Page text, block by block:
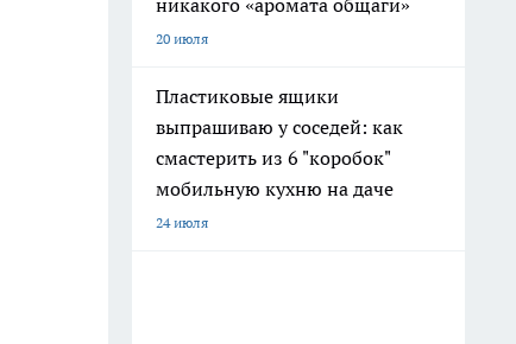
никакого «аромата общаги»
20 июля
Пластиковые ящики
выпрашиваю у соседей: как
смастерить из 6 "коробок"
мобильную кухню на даче
24 июля